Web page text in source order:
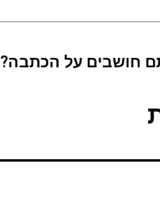
חושבים על הכתבה?